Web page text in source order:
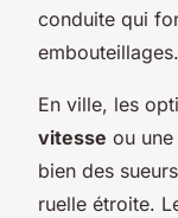
conduite qui
embouteillages.
En ville, les
vitesse ou une
bien des
ruelle étroite.